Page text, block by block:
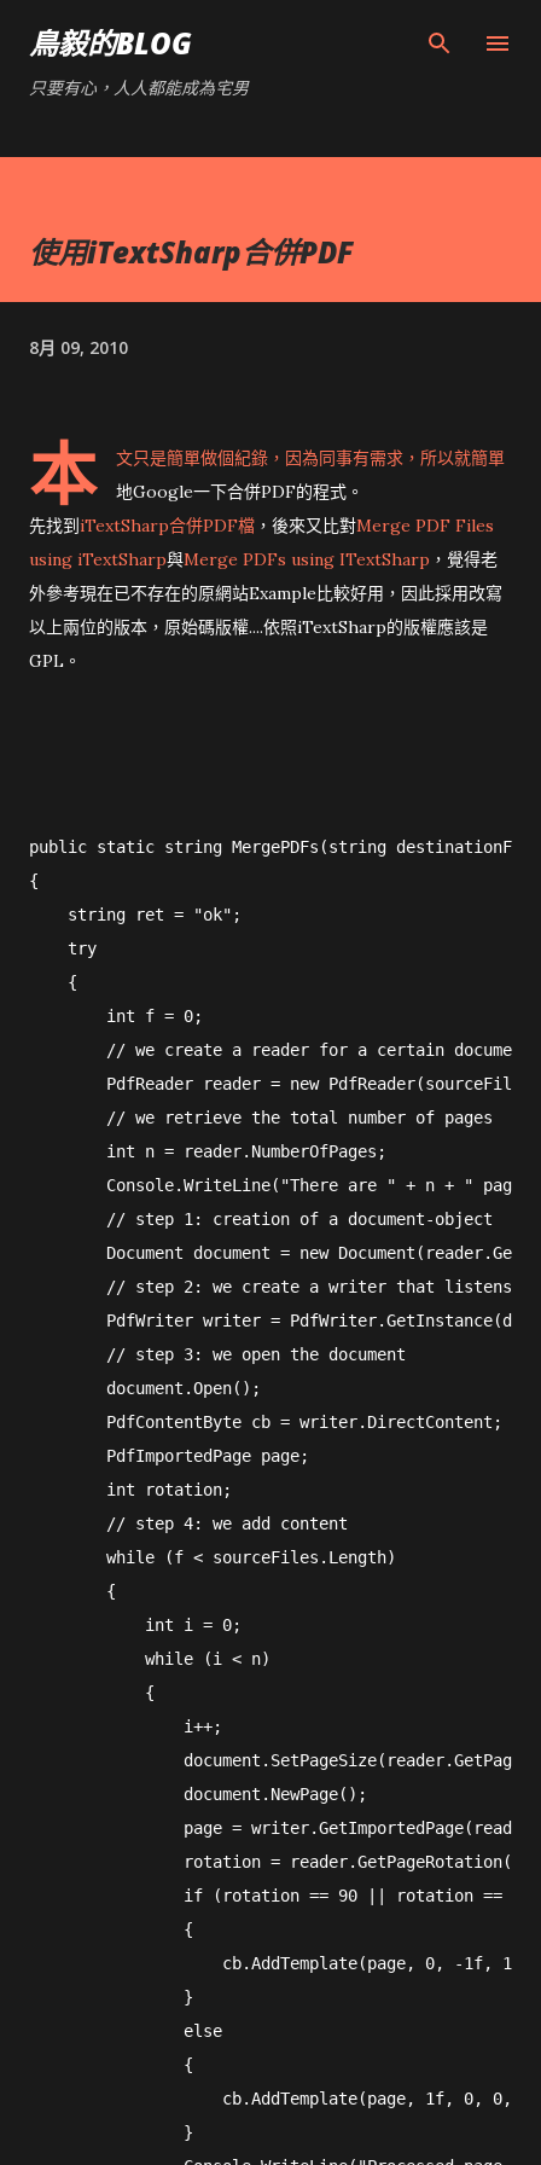
鳥毅的BLOG
只要有心，人人都能成為宅男
使用iTextSharp合併PDF
8月 09, 2010
本
文只是簡單做個紀錄，因為同事有需求，所以就簡單
地Google一下合併PDF的程式。
先找到iTextSharp合併PDF檔 ，後來又比對Merge PDF Files
using iTextSharp與Merge PDFs using ITextSharp ，覺得老
外參考現在已不存在的原網站Example比較好用，因此採用改寫
以上兩位的版本，原始碼版權....依照iTextSharp的版權應該是
GPL。
public static string MergePDFs(string
{
    string ret = "ok";
    try
    {
        int f = 0;
        // we create a reader for a certain document
PdfReader reader = new
        // we retrieve the total number of pages
        int n = reader.NumberOfPages;
Console.WriteLine("There are " + n + " pages
        // step 1: creation of a document-object
Document document = new
// step 2: we create a writer that listens
PdfWriter writer =
        // step 3: we open the document
        document.Open();
        PdfContentByte cb = writer.DirectContent;
        PdfImportedPage page;
        int rotation;
        // step 4: we add content
        while (f < sourceFiles.Length)
        {
            int i = 0;
            while (i < n)
            {
                i++;
                document.NewPage();
page =
                rotation = reader.GetPageRotation(i);
if (rotation == 90 || rotation ==
                {
cb.AddTemplate(page, 0, -1f,
                }
                else
                {
cb.AddTemplate(page, 1f, 0, 0,
                }